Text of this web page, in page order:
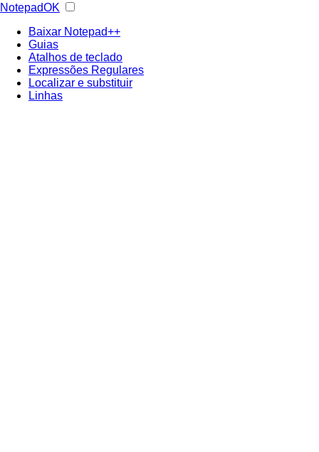
NotepadOK
Baixar Notepad++
Guias
Atalhos de teclado
Expressões Regulares
Localizar e substituir
Linhas